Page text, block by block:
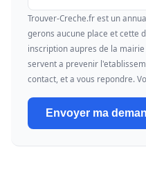
Trouver-Creche.fr est un
gerons aucune place et cette
inscription aupres de la
servent a prevenir
contact, et a vous repondre.
Envoyer ma